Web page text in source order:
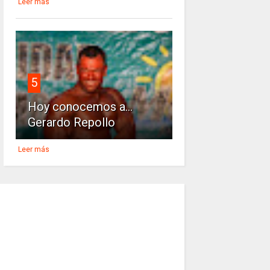
Leer más
5
Hoy conocemos a...
Gerardo Repollo
Leer más